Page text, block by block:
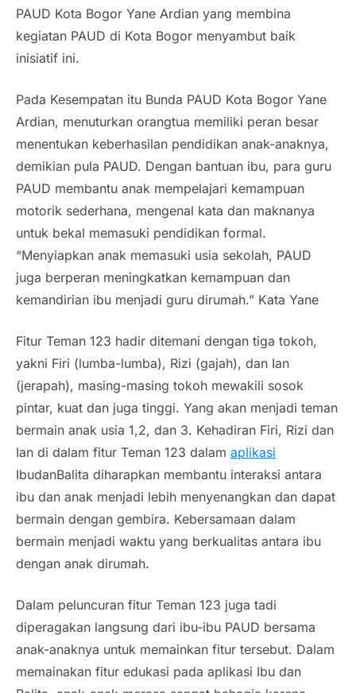
PAUD Kota Bogor Yane Ardian yang membina
kegiatan PAUD di Kota Bogor menyambut baik
inisiatif ini.
Pada Kesempatan itu Bunda PAUD Kota Bogor Yane
Ardian, menuturkan orangtua memiliki peran besar
menentukan keberhasilan pendidikan anak-anaknya,
demikian pula PAUD. Dengan bantuan ibu, para guru
PAUD membantu anak mempelajari kemampuan
motorik sederhana, mengenal kata dan maknanya
untuk bekal memasuki pendidikan formal.
“Menyiapkan anak memasuki usia sekolah, PAUD
juga berperan meningkatkan kemampuan dan
kemandirian ibu menjadi guru dirumah.” Kata Yane
Fitur Teman 123 hadir ditemani dengan tiga tokoh,
yakni Firi (lumba-lumba), Rizi (gajah), dan Ian
(jerapah), masing-masing tokoh mewakili sosok
pintar, kuat dan juga tinggi. Yang akan menjadi teman
bermain anak usia 1,2, dan 3. Kehadiran Firi, Rizi dan
Ian di dalam fitur Teman 123 dalam aplikasi
IbudanBalita diharapkan membantu interaksi antara
ibu dan anak menjadi lebih menyenangkan dan dapat
bermain dengan gembira. Kebersamaan dalam
bermain menjadi waktu yang berkualitas antara ibu
dengan anak dirumah.
Dalam peluncuran fitur Teman 123 juga tadi
diperagakan langsung dari ibu-ibu PAUD bersama
anak-anaknya untuk memainkan fitur tersebut. Dalam
memainakan fitur edukasi pada aplikasi Ibu dan